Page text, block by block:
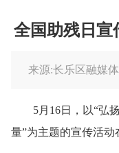
全国助残日宣
来源:长乐区融媒
5月16日，以“弘扬
量”为主题的宣传活动